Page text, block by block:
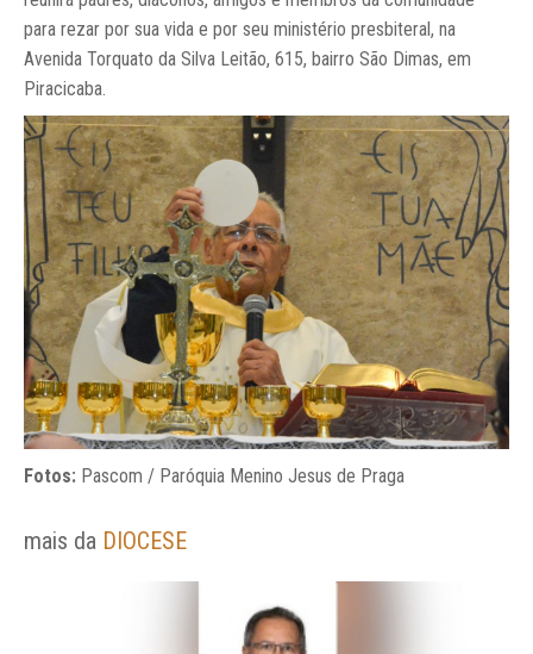
para rezar por sua vida e por seu ministério presbiteral, na
Avenida Torquato da Silva Leitão, 615, bairro São Dimas, em
Piracicaba.
Fotos: Pascom / Paróquia Menino Jesus de Praga
mais da DIOCESE